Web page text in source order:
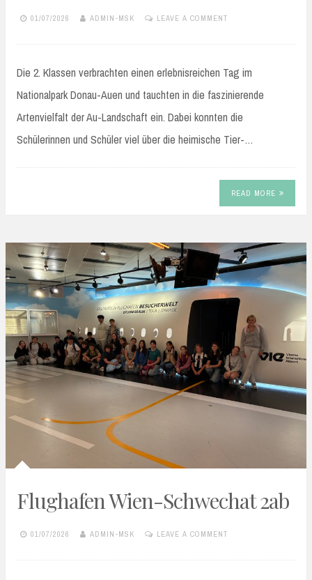
01/07/2026 ADMIN-MSK LEAVE A COMMENT
Die 2. Klassen verbrachten einen erlebnisreichen Tag im
Nationalpark Donau-Auen und tauchten in die faszinierende
Artenvielfalt der Au-Landschaft ein. Dabei konnten die
Schülerinnen und Schüler viel über die heimische Tier-…
READ MORE
Flughafen Wien-Schwechat 2ab
01/07/2026 ADMIN-MSK LEAVE A COMMENT